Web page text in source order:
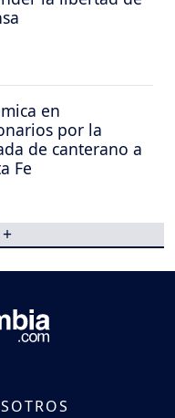
en
por la
de canterano a
Fe